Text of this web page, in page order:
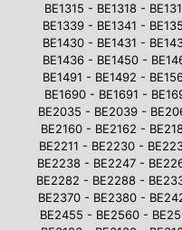
BE1315 - BE1318 -
BE1339 - BE1341 -
BE1430 - BE1431 -
BE1436 - BE1450 -
BE1491 - BE1492 -
BE1690 - BE1691 -
BE2035 - BE2039 -
BE2160 - BE2162 -
BE2211 - BE2230 -
BE2238 - BE2247 -
BE2282 - BE2288 -
BE2370 - BE2380 -
BE2455 - BE2560 -